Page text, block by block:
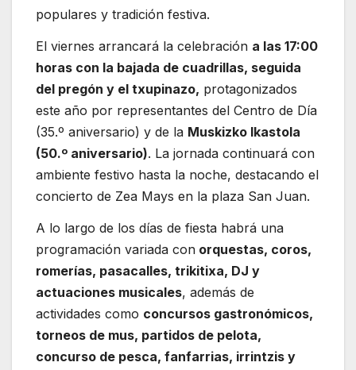
populares y tradición festiva.
El viernes arrancará la celebración a las 17:00
horas con la bajada de cuadrillas, seguida
del pregón y el txupinazo, protagonizados
este año por representantes del Centro de Día
(35.º aniversario) y de la Muskizko Ikastola
(50.º aniversario). La jornada continuará con
ambiente festivo hasta la noche, destacando el
concierto de Zea Mays en la plaza San Juan.
A lo largo de los días de fiesta habrá una
programación variada con orquestas, coros,
romerías, pasacalles, trikitixa, DJ y
actuaciones musicales, además de
actividades como concursos gastronómicos,
torneos de mus, partidos de pelota,
concurso de pesca, fanfarrias, irrintzis y